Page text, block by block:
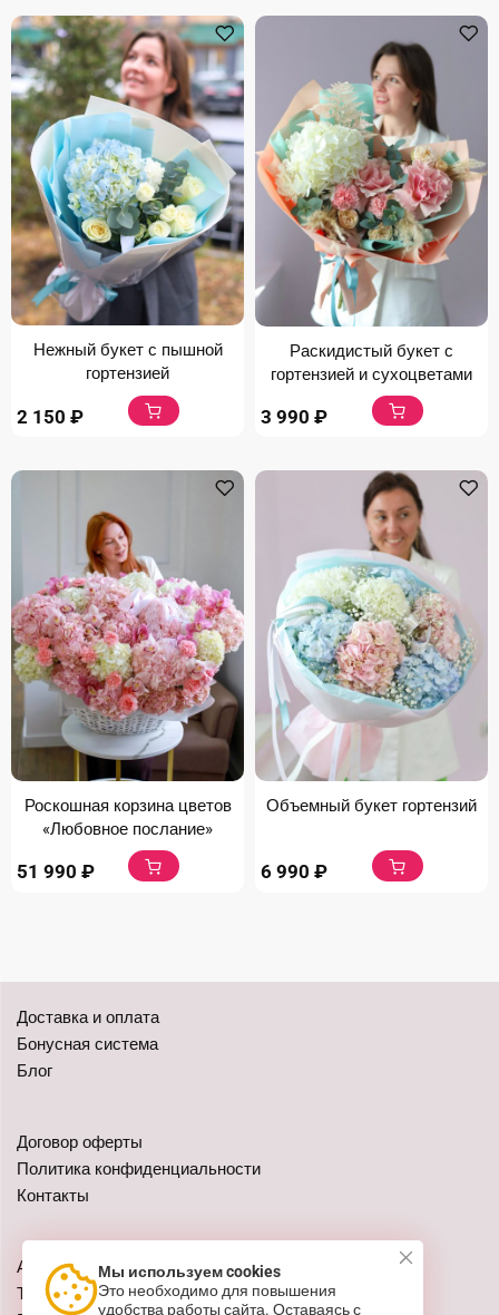
Нежный букет с пышной
гортензией
2 150 ₽
Раскидистый букет с
гортензией и сухоцветами
3 990 ₽
Роскошная корзина цветов
«Любовное послание»
51 990 ₽
Объемный букет гортензий
6 990 ₽
Доставка и оплата
Бонусная система
Блог
Договор оферты
Политика конфиденциальности
Контакты
Адреса: г. Казань, ул. Чистопольская 79
Телефон:+7 (962) 555-41-02
Мы используем cookies
Это необходимо для повышения
удобства работы сайта. Оставаясь с